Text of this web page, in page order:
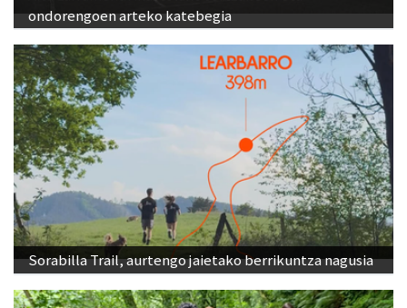
ondorengoen arteko katebegia
Sorabilla Trail, aurtengo jaietako berrikuntza nagusia